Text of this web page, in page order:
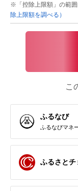
※「控除上限額」の範
除上限額を調べる）
こ
ふるなび
ふるなびマネ
ふるさとチ